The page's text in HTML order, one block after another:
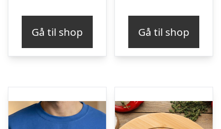
Gå til shop Gå til shop